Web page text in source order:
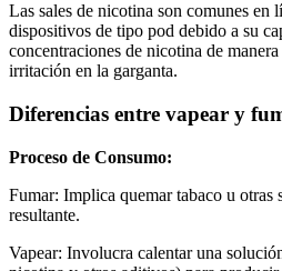
Las sales de nicotina son comunes en
dispositivos de tipo pod debido a su
concentraciones de nicotina de
irritación en la garganta.
Diferencias entre vapear y
Proceso de Consumo:
Fumar: Implica quemar tabaco u otras
resultante.
Vapear: Involucra calentar una